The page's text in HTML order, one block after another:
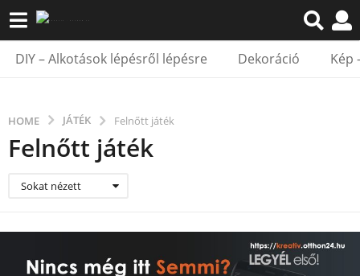
DIY – Alkotások lépésről lépésre Dekoráció Kép
HOME JÁTÉK Felnőtt játék
Felnőtt játék
Sokat nézett